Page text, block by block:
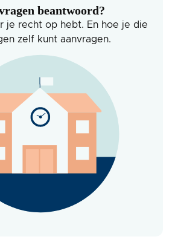
beantwoord?
je recht op hebt. En hoe je die
zelf kunt aanvragen.